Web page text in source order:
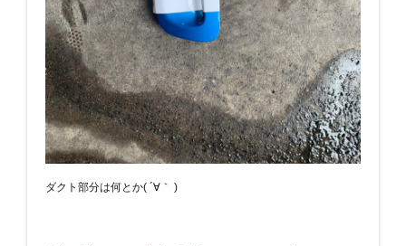
ダクト部分は何とか( ´∀｀ )